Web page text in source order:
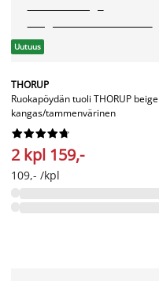
Uutuus
THORUP
Ruokapöydän tuoli THORUP beige
kangas/tammenvärinen






2 kpl 159,-
109,- /kpl